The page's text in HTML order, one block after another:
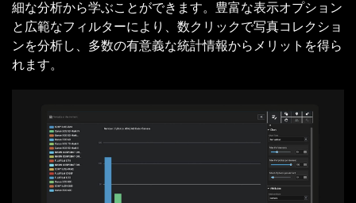
細な分析から学ぶことができます。豊富な表示オプション
と広範なフィルターにより、数クリックで写真コレクショ
ンを分析し、多数の有意義な統計情報からメリットを得ら
れます。